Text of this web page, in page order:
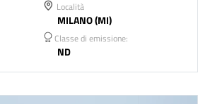
Località
MILANO (MI)
Classe di emissione:
ND